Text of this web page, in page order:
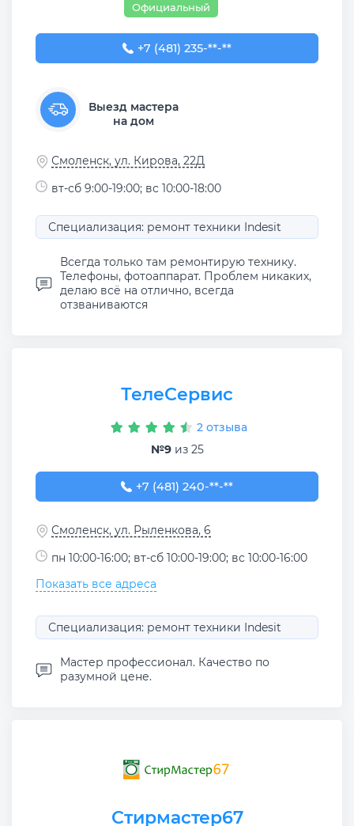
Официальный
+7 (481) 235-68-95
+7 (481) 235-**-**
Выезд мастера
на дом
Смоленск, ул. Кирова, 22Д
вт-сб 9:00-19:00; вс 10:00-18:00
Специализация: ремонт техники Indesit
Всегда только там ремонтирую технику.
Телефоны, фотоаппарат. Проблем никаких,
делаю всё на отлично, всегда
отзваниваются
ТелеСервис
2 отзыва
№9из 25
+7 (481) 240-36-24
+7 (481) 240-**-**
Смоленск, ул. Рыленкова, 6
пн 10:00-16:00; вт-сб 10:00-19:00; вс 10:00-16:00
Показать все адреса
Специализация: ремонт техники Indesit
Мастер профессионал. Качество по
разумной цене.
Стирмастер67